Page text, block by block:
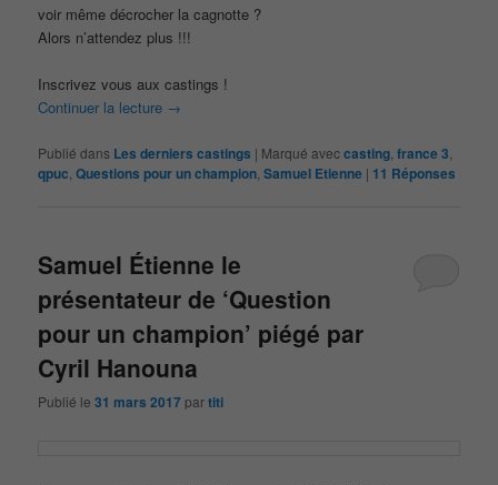
voir même décrocher la cagnotte ?
Alors n’attendez plus !!!
Inscrivez vous aux castings !
Continuer la lecture →
Publié dans Les derniers castings | Marqué aveccasting ,france 3
qpuc ,Questions pour un champion ,Samuel Etienne | 11 Réponses
Samuel Étienne le
présentateur de ‘Question
pour un champion’ piégé par
Cyril Hanouna
Publié le31 mars 2017 partiti